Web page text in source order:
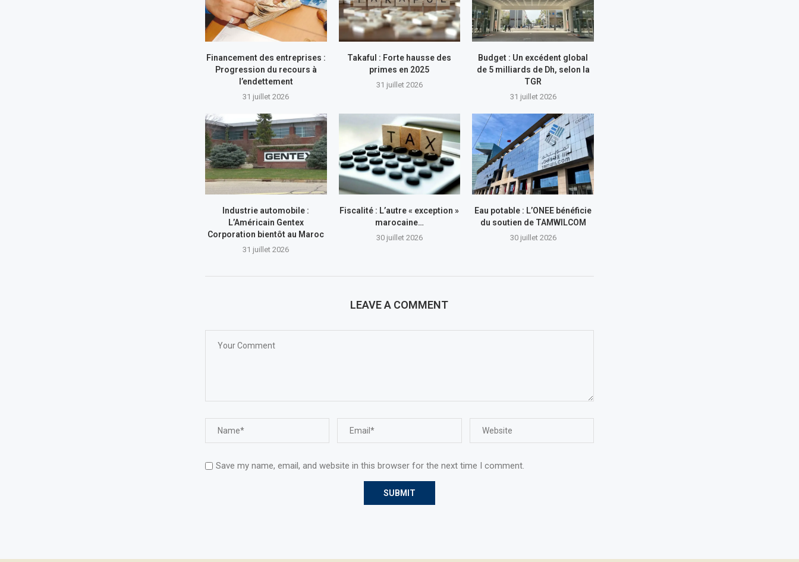
Financement des entreprises :
Progression du recours à
l’endettement
31 juillet 2026
Takaful : Forte hausse des
primes en 2025
31 juillet 2026
Budget : Un excédent global
de 5 milliards de Dh, selon la
TGR
31 juillet 2026
Industrie automobile :
L’Américain Gentex
Corporation bientôt au Maroc
31 juillet 2026
Fiscalité : L’autre « exception »
marocaine…
30 juillet 2026
Eau potable : L’ONEE bénéficie
du soutien de TAMWILCOM
30 juillet 2026
LEAVE A COMMENT
Save my name, email, and website in this browser for the next time I comment.